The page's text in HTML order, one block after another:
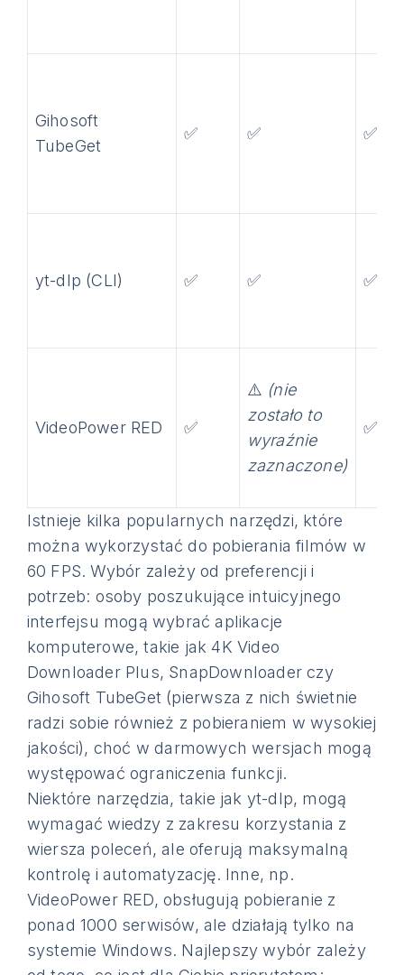
Gihosoft
TubeGet
✅ ✅ ✅
yt-dlp (CLI) ✅ ✅ ✅
VideoPower RED ✅
⚠️ (nie
zostało to
wyraźnie
zaznaczone)
✅
Istnieje kilka popularnych narzędzi, które
można wykorzystać do pobierania filmów w
60 FPS. Wybór zależy od preferencji i
potrzeb: osoby poszukujące intuicyjnego
interfejsu mogą wybrać aplikacje
komputerowe, takie jak 4K Video
Downloader Plus, SnapDownloader czy
Gihosoft TubeGet (pierwsza z nich świetnie
radzi sobie również z pobieraniem w wysokiej
jakości), choć w darmowych wersjach mogą
występować ograniczenia funkcji.
Niektóre narzędzia, takie jak yt-dlp, mogą
wymagać wiedzy z zakresu korzystania z
wiersza poleceń, ale oferują maksymalną
kontrolę i automatyzację. Inne, np.
VideoPower RED, obsługują pobieranie z
ponad 1000 serwisów, ale działają tylko na
systemie Windows. Najlepszy wybór zależy